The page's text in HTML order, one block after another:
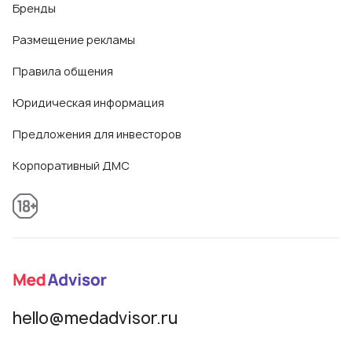
Бренды
Размещение рекламы
Правила общения
Юридическая информация
Предложения для инвесторов
Корпоративный ДМС
hello@medadvisor.ru